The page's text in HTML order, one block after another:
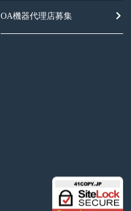
OA機器代理店募集